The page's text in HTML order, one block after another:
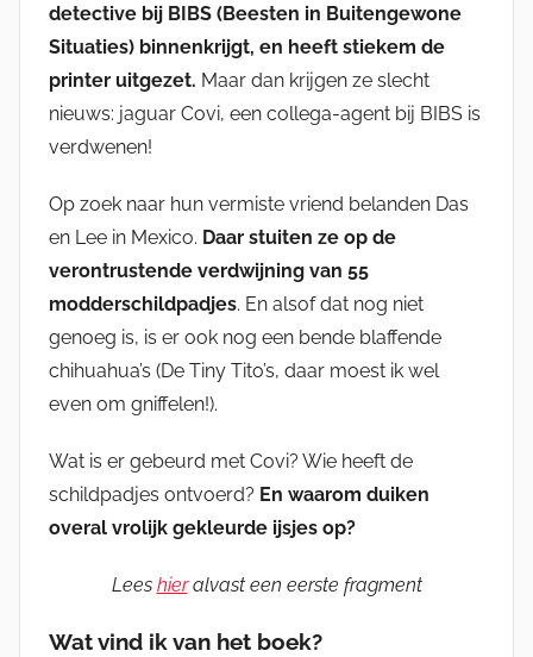
detective bij BIBS (Beesten in Buitengewone
Situaties) binnenkrijgt, en heeft stiekem de
printer uitgezet. Maar dan krijgen ze slecht
nieuws: jaguar Covi, een collega-agent bij BIBS is
verdwenen!
Op zoek naar hun vermiste vriend belanden Das
en Lee in Mexico. Daar stuiten ze op de
verontrustende verdwijning van 55
modderschildpadjes. En alsof dat nog niet
genoeg is, is er ook nog een bende blaffende
chihuahua’s (De Tiny Tito’s, daar moest ik wel
even om gniffelen!).
Wat is er gebeurd met Covi? Wie heeft de
schildpadjes ontvoerd? En waarom duiken
overal vrolijk gekleurde ijsjes op?
Lees hieralvast een eerste fragment
Wat vind ik van het boek?